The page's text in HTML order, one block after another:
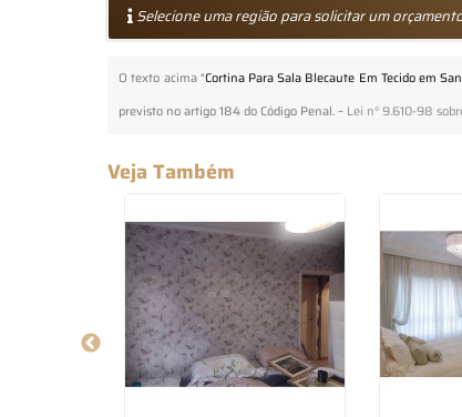
Selecione uma região para solicitar um
O texto acima "Cortina Para Sala Blecaute Em Tecido em
previsto no artigo 184 do Código Penal. – Lei n° 9.610-98
Veja Também